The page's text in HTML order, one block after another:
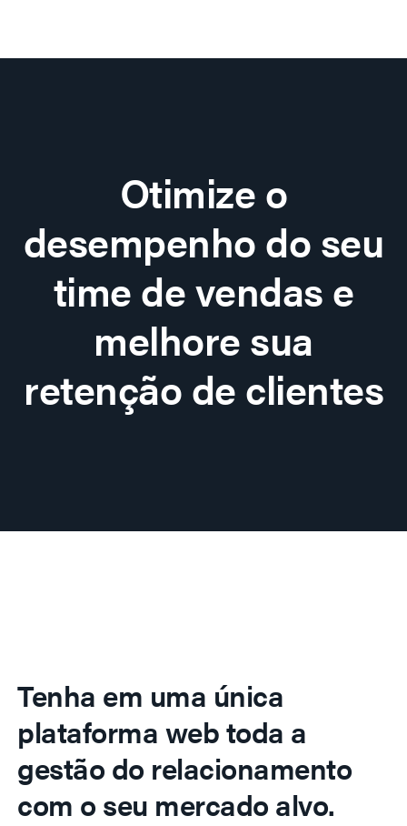
Otimize o
desempenho do seu
time de vendas e
melhore sua
retenção de clientes
Tenha em uma única
plataforma web toda a
gestão do relacionamento
com o seu mercado alvo.